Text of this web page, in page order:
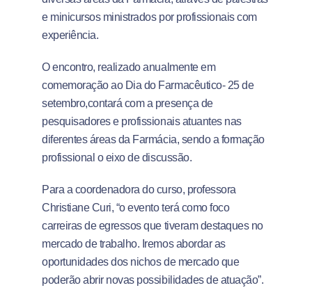
e minicursos ministrados por profissionais com
experiência.
O encontro, realizado anualmente em
comemoração ao Dia do Farmacêutico- 25 de
setembro,contará com a presença de
pesquisadores e profissionais atuantes nas
diferentes áreas da Farmácia, sendo a formação
profissional o eixo de discussão.
Para a coordenadora do curso, professora
Christiane Curi, “o evento terá como foco
carreiras de egressos que tiveram destaques no
mercado de trabalho. Iremos abordar as
oportunidades dos nichos de mercado que
poderão abrir novas possibilidades de atuação”.